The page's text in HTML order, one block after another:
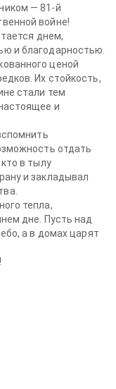
— 81-й
войне!
днем,
и благодарностью.
ценой
Их стойкость,
стали тем
и
отдать
в тылу
и закладывал
тепла,
дне. Пусть над
а в домах царят